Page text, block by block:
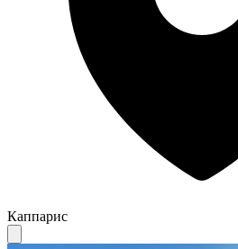
Каппарис